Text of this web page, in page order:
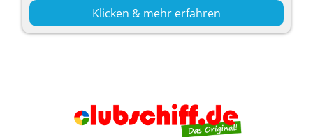
Klicken & mehr erfahren